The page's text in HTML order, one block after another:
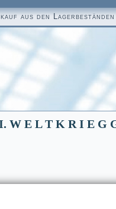
aus den Lagerbeständen
W E L T K R I E G